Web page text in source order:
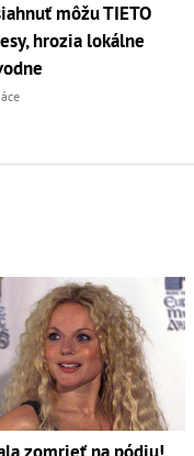
môžu TIETO
hrozia lokálne